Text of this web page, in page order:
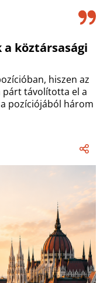
köztársasági
hiszen az
párt távolította el a
pozíciójából három